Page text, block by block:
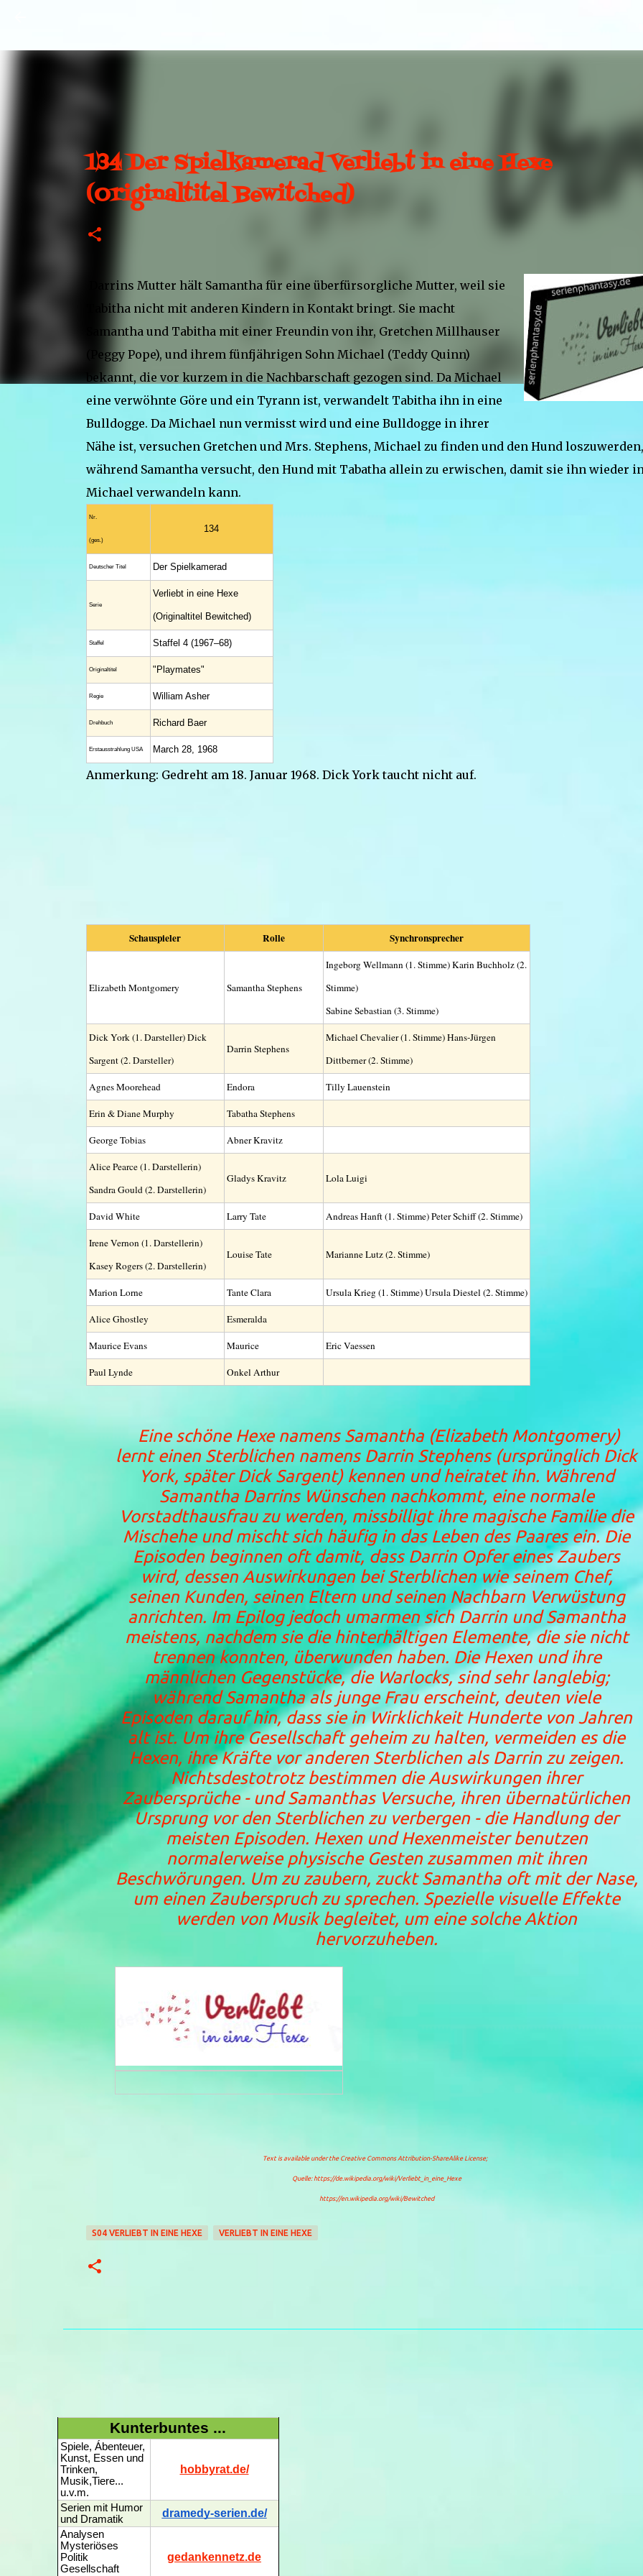
134 Der Spielkamerad Verliebt in eine Hexe
(Originaltitel Bewitched)
Darrins Mutter hält Samantha für eine überfürsorgliche Mutter, weil sie
Tabitha nicht mit anderen Kindern in Kontakt bringt. Sie macht
Samantha und Tabitha mit einer Freundin von ihr, Gretchen Millhauser
(Peggy Pope), und ihrem fünfjährigen Sohn Michael (Teddy Quinn)
bekannt, die vor kurzem in die Nachbarschaft gezogen sind. Da Michael
eine verwöhnte Göre und ein Tyrann ist, verwandelt Tabitha ihn in eine
Bulldogge. Da Michael nun vermisst wird und eine Bulldogge in ihrer
Nähe ist, versuchen Gretchen und Mrs. Stephens, Michael zu finden und den Hund loszuwerden,
während Samantha versucht, den Hund mit Tabatha allein zu erwischen, damit sie ihn wieder
Michael verwandeln kann.
Nr.
(ges.)
134
Deutscher Titel Der Spielkamerad
Serie
Verliebt in eine Hexe
(Originaltitel Bewitched)
Staffel Staffel 4 (1967–68)
Original­titel "Playmates"
Regie William Asher
Drehbuch Richard Baer
Erstaus­strahlung USA March 28, 1968
Anmerkung: Gedreht am 18. Januar 1968. Dick York taucht nicht auf.
Schauspieler Rolle Synchronsprecher
Elizabeth Montgomery Samantha Stephens
Ingeborg Wellmann (1. Stimme) Karin Buchholz (2.
Stimme)
Sabine Sebastian (3. Stimme)
Dick York (1. Darsteller) Dick
Sargent (2. Darsteller)
Darrin Stephens
Michael Chevalier (1. Stimme) Hans-Jürgen
Dittberner (2. Stimme)
Agnes Moorehead Endora Tilly Lauenstein
Erin & Diane Murphy Tabatha Stephens
George Tobias Abner Kravitz
Alice Pearce (1. Darstellerin)
Sandra Gould (2. Darstellerin)
Gladys Kravitz Lola Luigi
David White Larry Tate Andreas Hanft (1. Stimme) Peter Schiff (2. Stimme)
Irene Vernon (1. Darstellerin)
Kasey Rogers (2. Darstellerin)
Louise Tate Marianne Lutz (2. Stimme)
Marion Lorne Tante Clara Ursula Krieg (1. Stimme) Ursula Diestel (2. Stimme)
Alice Ghostley Esmeralda
Maurice Evans Maurice Eric Vaessen
Paul Lynde Onkel Arthur
Eine schöne Hexe namens Samantha (Elizabeth Montgomery)
lernt einen Sterblichen namens Darrin Stephens (ursprünglich Dick
York, später Dick Sargent) kennen und heiratet ihn. Während
Samantha Darrins Wünschen nachkommt, eine normale
Vorstadthausfrau zu werden, missbilligt ihre magische Familie die
Mischehe und mischt sich häufig in das Leben des Paares ein. Die
Episoden beginnen oft damit, dass Darrin Opfer eines Zaubers
wird, dessen Auswirkungen bei Sterblichen wie seinem Chef,
seinen Kunden, seinen Eltern und seinen Nachbarn Verwüstung
anrichten. Im Epilog jedoch umarmen sich Darrin und Samantha
meistens, nachdem sie die hinterhältigen Elemente, die sie nicht
trennen konnten, überwunden haben. Die Hexen und ihre
männlichen Gegenstücke, die Warlocks, sind sehr langlebig;
während Samantha als junge Frau erscheint, deuten viele
Episoden darauf hin, dass sie in Wirklichkeit Hunderte von Jahren
alt ist. Um ihre Gesellschaft geheim zu halten, vermeiden es die
Hexen, ihre Kräfte vor anderen Sterblichen als Darrin zu zeigen.
Nichtsdestotrotz bestimmen die Auswirkungen ihrer
Zaubersprüche - und Samanthas Versuche, ihren übernatürlichen
Ursprung vor den Sterblichen zu verbergen - die Handlung der
meisten Episoden. Hexen und Hexenmeister benutzen
normalerweise physische Gesten zusammen mit ihren
Beschwörungen. Um zu zaubern, zuckt Samantha oft mit der Nase,
um einen Zauberspruch zu sprechen. Spezielle visuelle Effekte
werden von Musik begleitet, um eine solche Aktion
hervorzuheben.
Text is available under the Creative Commons Attribution-ShareAlike License;
Quelle: https://de.wikipedia.org/wiki/Verliebt_in_eine_Hexe
https://en.wikipedia.org/wiki/Bewitched
S04 VERLIEBT IN EINE HEXE VERLIEBT IN EINE HEXE
Kunterbuntes ...
Spiele, Ábenteuer,
Kunst, Essen und
Trinken,
Musik,Tiere...
u.v.m.
hobbyrat.de/
Serien mit Humor
und Dramatik
dramedy-serien.de/
Analysen
Mysteriöses
Politik
Gesellschaft
gedankennetz.de